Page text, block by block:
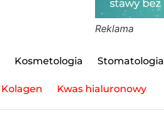
Reklama
Kosmetologia Stomatologia
Kolagen Kwas hialuronowy